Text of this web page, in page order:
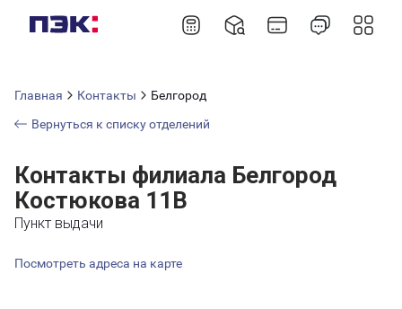
Главная Контакты
Белгород
Вернуться к списку отделений
Контакты филиала Белгород
Костюкова 11В
Пункт выдачи
Посмотреть адреса на карте